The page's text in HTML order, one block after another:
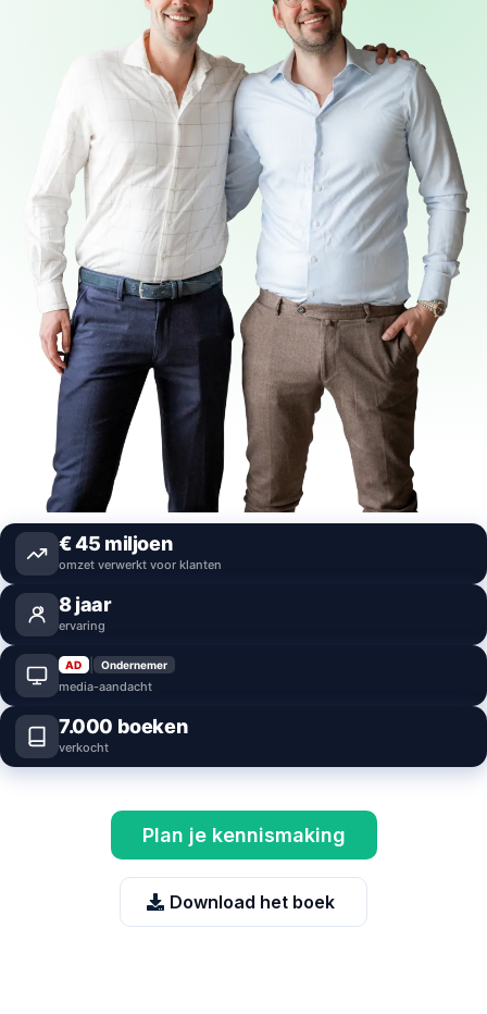
€45 miljoen
omzet verwerkt voor klanten
8jaar
ervaring
AD | Ondernemer
media-aandacht
7.000 boeken
verkocht
Plan je kennismaking
Download het boek